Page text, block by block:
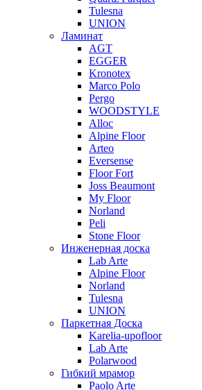
Tulesna
UNION
Ламинат
AGT
EGGER
Kronotex
Marco Polo
Pergo
WOODSTYLE
Alloc
Alpine Floor
Arteo
Eversense
Floor Fort
Joss Beaumont
My Floor
Norland
Peli
Stone Floor
Инженерная доска
Lab Arte
Alpine Floor
Norland
Tulesna
UNION
Паркетная Доска
Karelia-upofloor
Lab Arte
Polarwood
Гибкий мрамор
Paolo Arte